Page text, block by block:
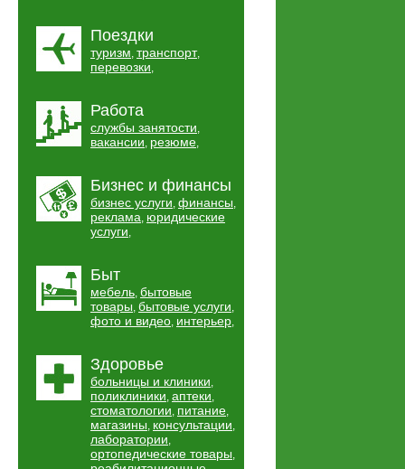
Поездки
туризм, транспорт,
перевозки,
Работа
службы занятости,
вакансии, резюме,
Бизнес и финансы
бизнес услуги, финансы,
реклама, юридические
услуги,
Быт
мебель, бытовые
товары, бытовые услуги,
фото и видео, интерьер,
Здоровье
больницы и клиники,
поликлиники, аптеки,
стоматологии, питание,
магазины, консультации,
лаборатории,
ортопедические товары,